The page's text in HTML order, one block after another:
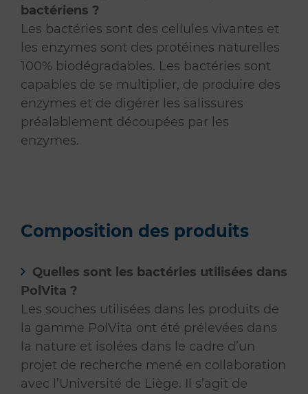
bactériens ?
Les bactéries sont des cellules vivantes et
les enzymes sont des protéines naturelles
100% biodégradables. Les bactéries sont
capables de se multiplier, de produire des
enzymes et de digérer les salissures
préalablement découpées par les
enzymes.
Composition des produits
Quelles sont les bactéries utilisées dans
PolVita ?
Les souches utilisées dans les produits de
la gamme PolVita ont été prélevées dans
la nature et isolées dans le cadre d’un
projet de recherche mené en collaboration
avec l’Université de Liège. Il s’agit de